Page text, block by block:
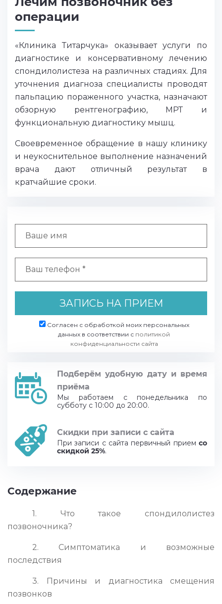
операции
«Клиника Титарчука» оказывает услуги по
диагностике и консервативному лечению
спондилолистеза на различных стадиях. Для
уточнения диагноза специалисты проводят
пальпацию пораженного участка, назначают
обзорную рентгенографию, МРТ и
функциональную диагностику мышц.
Своевременное обращение в нашу клинику
и неукоснительное выполнение назначений
врача дают отличный результат в
кратчайшие сроки.
ЗАПИСЬ НА ПРИЕМ
Согласен с обработкой моих персональных
данных в соответствии с политикой
конфиденциальности сайта
Подберём удобную дату и время
приёма
Мы работаем с понедельника по
субботу с 10:00 до 20:00.
Скидки при записи с сайта
При записи с сайта первичный прием со
скидкой 25%.
Содержание
1. Что такое спондилолистез
позвоночника?
2. Симптоматика и возможные
последствия
3. Причины и диагностика смещения
позвонков